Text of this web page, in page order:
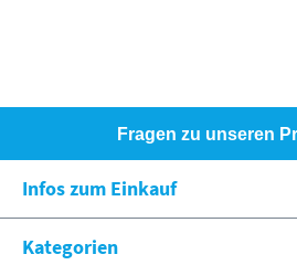
Fragen zu unseren
Infos zum Einkauf
Kategorien